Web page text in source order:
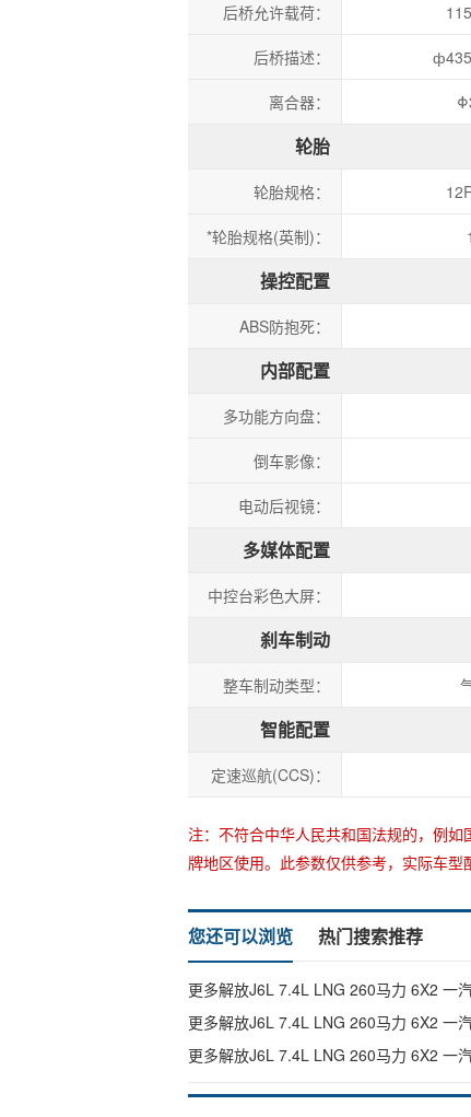
后桥允许载荷：
后桥描述：
离合器：
轮胎
轮胎规格：
*轮胎规格(英制)：
操控配置
ABS防抱死：
内部配置
多功能方向盘：
倒车影像：
电动后视镜：
多媒体配置
中控台彩色大屏：
刹车制动
整车制动类型：
智能配置
定速巡航(CCS)：
注：不符合中华人民共和国法规的，例
牌地区使用。此参数仅供参考，实际车型
您还可以浏览 热门搜索推荐
更多解放J6L 7.4L LNG 260马力 6X2 一
更多解放J6L 7.4L LNG 260马力 6X2 一
更多解放J6L 7.4L LNG 260马力 6X2 一